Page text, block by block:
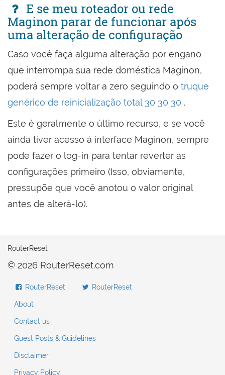
E se meu roteador ou rede
Maginon parar de funcionar após
uma alteração de configuração
Caso você faça alguma alteração por engano
que interrompa sua rede doméstica Maginon,
poderá sempre voltar a zero seguindo o truque
genérico de reinicialização total 30 30 30 .
Este é geralmente o último recurso, e se você
ainda tiver acesso à interface Maginon, sempre
pode fazer o log-in para tentar reverter as
configurações primeiro (Isso, obviamente,
pressupõe que você anotou o valor original
antes de alterá-lo).
RouterReset
© 2026 RouterReset.com
RouterReset RouterReset
About
Contact us
Guest Posts & Guidelines
Disclaimer
Privacy Policy